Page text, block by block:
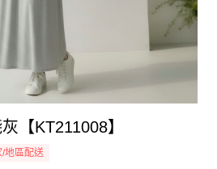
【KT211008】
/地區配送